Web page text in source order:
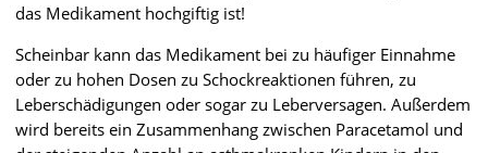
das Medikament hochgiftig ist!
Scheinbar kann das Medikament bei zu häufiger Einnahme
oder zu hohen Dosen zu Schockreaktionen führen, zu
Leberschädigungen oder sogar zu Leberversagen. Außerdem
wird bereits ein Zusammenhang zwischen Paracetamol und